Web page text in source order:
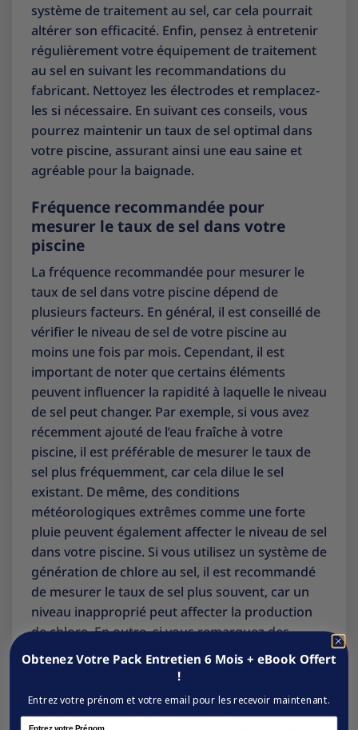
système de traitement au sel, car cela pourrait
altérer son efficacité. Enfin, pensez à entretenir
régulièrement votre équipement de traitement
au sel en suivant les recommandations du
fabricant. Nettoyez les électrodes et remplacez-
les si nécessaire. En suivant ces conseils, vous
pourrez maintenir un taux de sel optimal dans
votre piscine, assurant ainsi une eau saine et
agréable pour la baignade.
Fréquence recommandée pour
mesurer le taux de sel dans votre
piscine
La fréquence recommandée pour mesurer le
taux de sel dans votre piscine dépend de
plusieurs facteurs. En général, il est conseillé de
vérifier le niveau de sel de votre piscine au
moins une fois par mois. Cependant, il est
important de noter que certains éléments
peuvent influencer la rapidité à laquelle le niveau
de sel peut changer. Par exemple, si vous avez
récemment ajouté de l’eau fraîche à votre
piscine, il est préférable de mesurer le taux de
sel plus fréquemment, car cela dilue le sel
existant. De même, des conditions
météorologiques extrêmes comme une forte
pluie peuvent également affecter le niveau de sel
dans votre piscine. Si vous utilisez un système de
génération de chlore au sel, il est recommandé
de mesurer le taux de sel plus souvent, car un
niveau inapproprié peut affecter la production
de chlore. En outre, si vous remarquez des
changements dans la qualité de l’eau ou si vous
constatez des problèmes avec votre système de
filtration ou de désinfection, il est également
judicieux de vérifier le taux de sel plus
Obtenez Votre Pack Entretien 6 Mois + eBook Offert
!
Entrez votre prénom et votre email pour les recevoir maintenant.
Name